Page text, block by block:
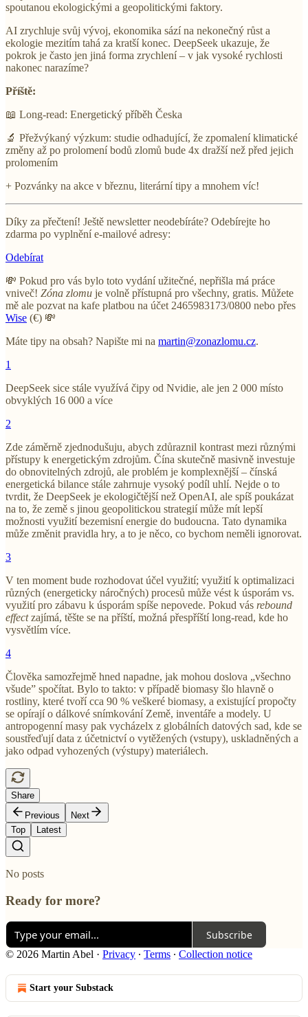
spoutanou ekologickými a geopolitickými faktory.
AI zrychluje svůj vývoj, ekonomika sází na nekonečný růst a
ekologie mezitím tahá za kratší konec. DeepSeek ukazuje, že
pokrok je často jen jiná forma zrychlení – v jak vysoké rychlosti
nakonec narazíme?
Příště:
📖 Long-read: Energetický příběh Česka
🔬 Přežvýkaný výzkum: studie odhadující, že zpomalení klimatické
změny až po prolomení bodů zlomů bude 4x dražší než před jejich
prolomením
+ Pozvánky na akce v březnu, literární tipy a mnohem víc!
Díky za přečtení! Ještě newsletter neodebíráte? Odebírejte ho
zdarma po vyplnění e-mailové adresy:
Odebírat
💸 Pokud pro vás bylo toto vydání užitečné, nepřišla má práce
vniveč! Zóna zlomu je volně přístupná pro všechny, gratis. Můžete
mě ale pozvat na kafe platbou na účet 2465983173/0800 nebo přes
Wise (€) 💸
Máte tipy na obsah? Napište mi na martin@zonazlomu.cz.
1
DeepSeek sice stále využívá čipy od Nvidie, ale jen 2 000 místo
obvyklých 16 000 a více
2
Zde záměrně zjednodušuju, abych zdůraznil kontrast mezi různými
přístupy k energetickým zdrojům. Čína skutečně masivně investuje
do obnovitelných zdrojů, ale problém je komplexnější – čínská
energetická bilance stále zahrnuje vysoký podíl uhlí. Nejde o to
tvrdit, že DeepSeek je ekologičtější než OpenAI, ale spíš poukázat
na to, že země s jinou geopolitickou strategií může mít lepší
možnosti využití bezemisní energie do budoucna. Tato dynamika
může změnit pravidla hry, a to je něco, co bychom neměli ignorovat.
3
V ten moment bude rozhodovat účel využití; využití k optimalizaci
různých (energeticky náročných) procesů může vést k úsporám vs.
využití pro zábavu k úsporám spíše nepovede. Pokud vás rebound
effectzajímá, těšte se na příští, možná přespříští long-read, kde ho
vysvětlím více.
4
Člověka samozřejmě hned napadne, jak mohou doslova „všechno
všude” spočítat. Bylo to takto: v případě biomasy šlo hlavně o
rostliny, které tvoří cca 90 % veškeré biomasy, a existující propočty
se opírají o dálkové snímkování Země, inventáře a modely. U
antropogenní masy pak vycházelx z globálních datových sad, kde se
soustřeďují data z účetnictví o vytěžených (vstupy), uskladněných a
jako odpad vyhozených (výstupy) materiálech.
Share
Previous
Next
Top
Latest
No posts
Ready for more?
Subscribe
© 2026 Martin Abel · Privacy ∙ Terms ∙ Collection notice
Start your Substack